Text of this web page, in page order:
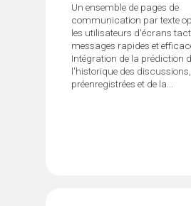
Un ensemble de pages de
communication par texte
les utilisateurs d'écrans
messages rapides et
Intégration de la prédiction
l'historique des
préenregistrées et de la...